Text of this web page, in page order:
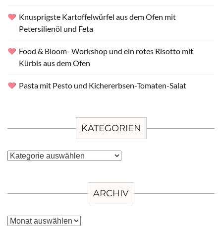
Knusprigste Kartoffelwürfel aus dem Ofen mit
Petersilienöl und Feta
Food & Bloom- Workshop und ein rotes Risotto mit
Kürbis aus dem Ofen
Pasta mit Pesto und Kichererbsen-Tomaten-Salat
KATEGORIEN
Kategorien
ARCHIV
Archiv